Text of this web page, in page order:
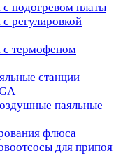
подогревом платы
регулировкой
с термофеном
станции
паяльные
флюса
для припоя